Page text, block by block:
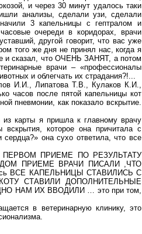
и через 30 минут удалось таки
анализы, сделали узи, сделали
3 капельницы с гептралом и
очереди в коридорах, врачи
другой говорит, что вас уже
того же дня не принял нас, когда я
и сказал, что ОЧЕНЬ ЗАНЯТ, а потом
врачи – «профессионалы
и облегчать их страдания?!...
И.И., Липатова Т.В., Кулаков К.И.,
часов после пятой капельницы кот
пневмонии, как показало вскрытие.
карты я пришла к главному врачу
вскрытия, которое она причитала с
она сухо ответила, что все
НА ПЕРВОМ ПРИЕМЕ ПО РЕЗУЛЬТАТУ
ПРИЕМЕ ВРАЧИ ПИСАЛИ ,ЧТО
ВСЕ КАПЕЛЬНИЦЫ СТАВИЛИСЬ С
СТАВИЛИ ДОПОЛНИТЕЛЬНЫЕ
НАМ ИХ ВВОДИЛИ … это при том,
в ветеринарную клинику, это